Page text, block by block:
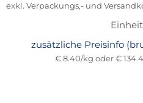
exkl. Verpackungs,- und
zusätzliche Preisinfo
€ 8.40/kg oder €